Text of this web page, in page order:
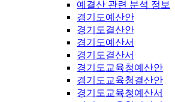
예결산 관련 분석 정보
경기도예산안
경기도결산안
경기도예산서
경기도결산서
경기도교육청예산안
경기도교육청결산안
경기도교육청예산서